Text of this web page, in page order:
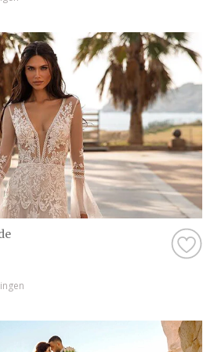
is een unieke ervaring die
met
we je in contact met
in Limburg
je inspireren door
de trouwjurk die jouw
stijl weerspiegelt. Plan je
nog en maak jouw droom